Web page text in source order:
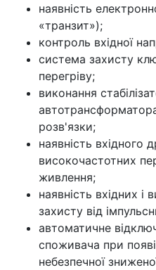
наявність
«транзит»);
контроль вхідної
система захисту
перегріву;
виконання
розв'язки;
наявність вхідного
високочастотних
живлення;
наявність вхідних і
захисту від
автоматичне
споживача при появі
небезпечної